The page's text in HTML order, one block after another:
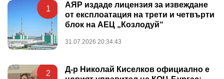
1
АЯР издаде лицензия за извеждане
от експлоатация на трети и четвърти
блок на АЕЦ „Козлодуй“
31.07.2026 20:34:43
2
Д-р Николай Киселков официално е